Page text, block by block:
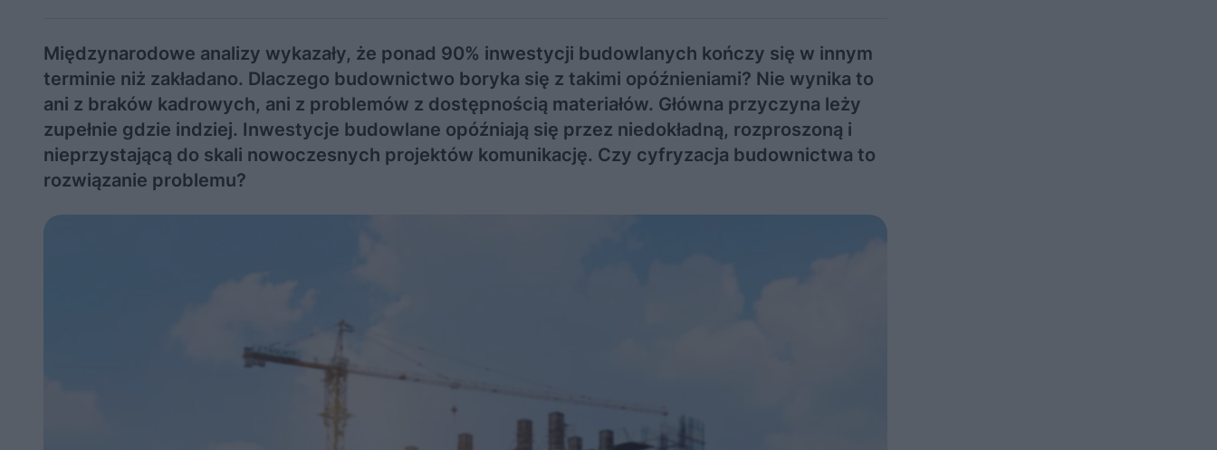
Międzynarodowe analizy wykazały, że ponad 90% inwestycji budowlanych kończy się w innym
terminie niż zakładano. Dlaczego budownictwo boryka się z takimi opóźnieniami? Nie wynika to
ani z braków kadrowych, ani z problemów z dostępnością materiałów. Główna przyczyna leży
zupełnie gdzie indziej. Inwestycje budowlane opóźniają się przez niedokładną, rozproszoną i
nieprzystającą do skali nowoczesnych projektów komunikację. Czy cyfryzacja budownictwa to
rozwiązanie problemu?